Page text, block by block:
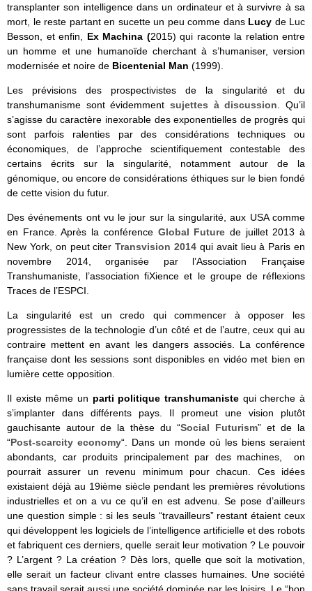
transplanter son intelligence dans un ordinateur et à survivre à sa
mort, le reste partant en sucette un peu comme dans Lucy de Luc
Besson, et enfin, Ex Machina (2015) qui raconte la relation entre
un homme et une humanoïde cherchant à s’humaniser, version
modernisée et noire de Bicentenial Man (1999).
Les prévisions des prospectivistes de la singularité et du
transhumanisme sont évidemment sujettes à discussion . Qu’il
s’agisse du caractère inexorable des exponentielles de progrès qui
sont parfois ralenties par des considérations techniques ou
économiques, de l’approche scientifiquement contestable des
certains écrits sur la singularité, notamment autour de la
génomique, ou encore de considérations éthiques sur le bien fondé
de cette vision du futur.
Des événements ont vu le jour sur la singularité, aux USA comme
en France. Après la conférence Global Future de juillet 2013 à
New York, on peut citerTransvision 2014 qui avait lieu à Paris en
novembre 2014, organisée par l’Association Française
Transhumaniste, l’association fiXience et le groupe de réflexions
Traces de l’ESPCI.
La singularité est un credo qui commencer à opposer les
progressistes de la technologie d’un côté et de l’autre, ceux qui au
contraire mettent en avant les dangers associés. La conférence
française dont les sessions sont disponibles en vidéo met bien en
lumière cette opposition.
Il existe même un parti politique transhumaniste qui cherche à
s’implanter dans différents pays. Il promeut une vision plutôt
gauchisante autour de la thèse du “Social Futurism” et de la
“Post-scarcity economy“. Dans un monde où les biens seraient
abondants, car produits principalement par des machines, on
pourrait assurer un revenu minimum pour chacun. Ces idées
existaient déjà au 19ième siècle pendant les premières révolutions
industrielles et on a vu ce qu’il en est advenu. Se pose d’ailleurs
une question simple : si les seuls “travailleurs” restant étaient ceux
qui développent les logiciels de l’intelligence artificielle et des robots
et fabriquent ces derniers, quelle serait leur motivation ? Le pouvoir
? L’argent ? La création ? Dès lors, quelle que soit la motivation,
elle serait un facteur clivant entre classes humaines. Une société